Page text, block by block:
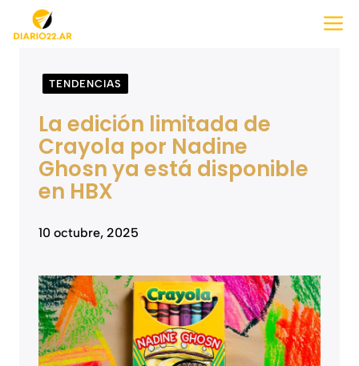
Saltar
TENDENCIAS
La edición limitada de
Crayola por Nadine
Ghosn ya está disponible
en HBX
10 octubre, 2025